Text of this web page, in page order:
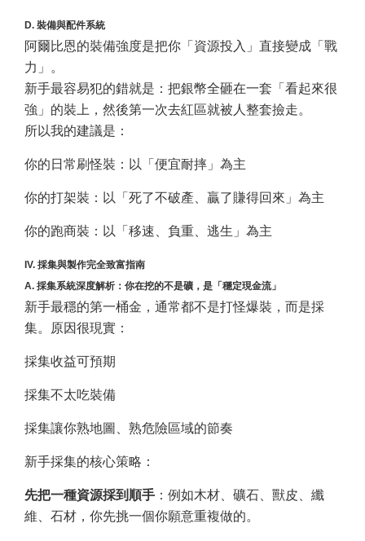
D. 裝備與配件系統
阿爾比恩的裝備強度是把你「資源投入」直接變成「戰
力」。
新手最容易犯的錯就是：把銀幣全砸在一套「看起來很
強」的裝上，然後第一次去紅區就被人整套撿走。
所以我的建議是：
你的日常刷怪裝：以「便宜耐摔」為主
你的打架裝：以「死了不破產、贏了賺得回來」為主
你的跑商裝：以「移速、負重、逃生」為主
IV. 採集與製作完全致富指南
A. 採集系統深度解析：你在挖的不是礦，是「穩定現金流」
新手最穩的第一桶金，通常都不是打怪爆裝，而是採
集。原因很現實：
採集收益可預期
採集不太吃裝備
採集讓你熟地圖、熟危險區域的節奏
新手採集的核心策略：
先把一種資源採到順手 ：例如木材、礦石、獸皮、纖
維、石材，你先挑一個你願意重複做的。